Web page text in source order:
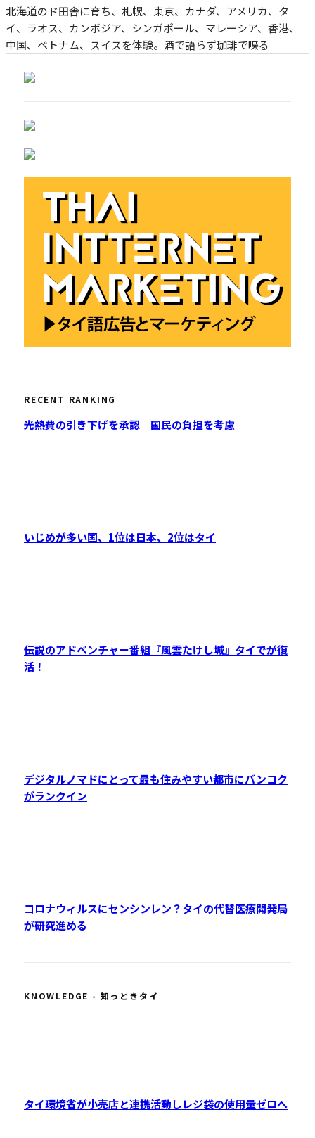
北海道のド田舎に育ち、札幌、東京、カナダ、アメリカ、タ
イ、ラオス、カンボジア、シンガポール、マレーシア、香港、
中国、ベトナム、スイスを体験。酒で語らず珈琲で喋る
RECENT RANKING
光熱費の引き下げを承認 国民の負担を考慮
いじめが多い国、1位は日本、2位はタイ
伝説のアドベンチャー番組『風雲たけし城』タイでが復
活！
デジタルノマドにとって最も住みやすい都市にバンコク
がランクイン
コロナウィルスにセンシンレン？タイの代替医療開発局
が研究進める
KNOWLEDGE - 知っときタイ
タイ環境省が小売店と連携活動しレジ袋の使用量ゼロへ